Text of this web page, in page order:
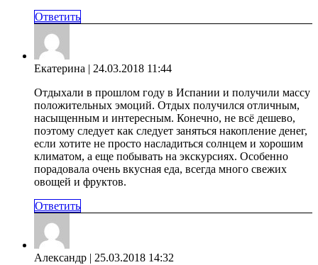
Ответить
Екатерина
| 24.03.2018 11:44
Отдыхали в прошлом году в Испании и получили массу
положительных эмоций. Отдых получился отличным,
насыщенным и интересным. Конечно, не всё дешево,
поэтому следует как следует заняться накопление денег,
если хотите не просто насладиться солнцем и хорошим
климатом, а еще побывать на экскурсиях. Особенно
порадовала очень вкусная еда, всегда много свежих
овощей и фруктов.
Ответить
Александр
| 25.03.2018 14:32